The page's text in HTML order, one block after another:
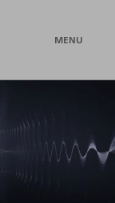
MENU